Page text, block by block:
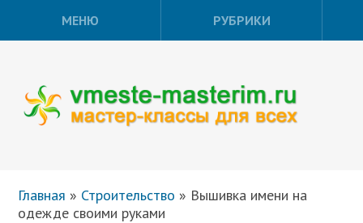
МЕНЮ РУБРИКИ
Главная » Строительство » Вышивка имени на
одежде своими руками